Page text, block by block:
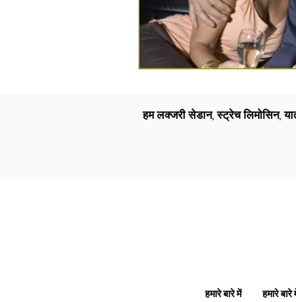
हम लक्जरी सेडान, स्ट्रेच लिमोसिन,
हमारे बारे में हमारे बारे